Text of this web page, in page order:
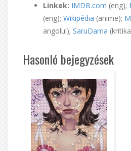
Linkek: IMDB.com (eng);
(eng); Wikipédia (anime);
angolul); SaruDama
Hasonló bejegyzések